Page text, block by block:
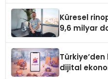
Küresel
9,6 milyar
dijital